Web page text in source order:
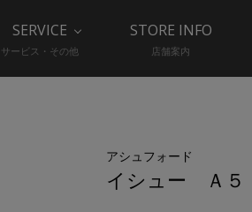
SERVICE
サービス・その他
STORE INFO
店舗案内
アシュフォード
イシュー Ａ